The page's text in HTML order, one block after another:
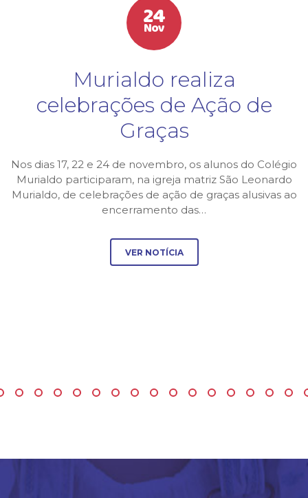
24
Nov
Murialdo realiza
celebrações de Ação de
Graças
Nos dias 17, 22 e 24 de novembro, os alunos do Colégio
Murialdo participaram, na igreja matriz São Leonardo
Murialdo, de celebrações de ação de graças alusivas ao
encerramento das…
VER NOTÍCIA